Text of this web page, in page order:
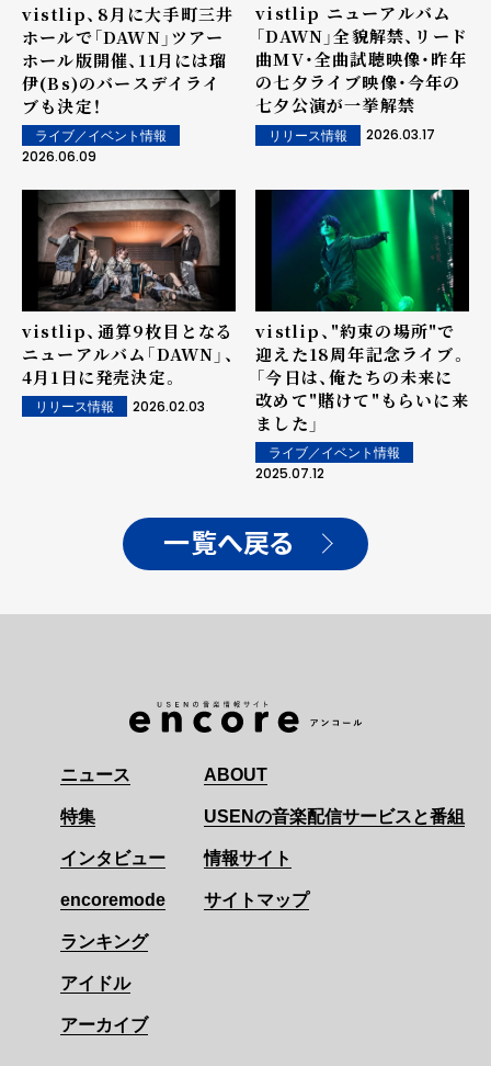
vistlip、8月に大手町三井
ホールで「DAWN」ツアー
ホール版開催、11月には瑠
伊(Bs)のバースデイライ
ブも決定！
ライブ／イベント情報
2026.06.09
vistlip ニューアルバム
「DAWN」全貌解禁、リード
曲MV・全曲試聴映像・昨年
の七夕ライブ映像・今年の
七夕公演が一挙解禁
リリース情報 2026.03.17
vistlip、通算9枚目となる
ニューアルバム「DAWN」、
4月1日に発売決定。
リリース情報 2026.02.03
vistlip、"約束の場所"で
迎えた18周年記念ライブ。
「今日は、俺たちの未来に
改めて"賭けて"もらいに来
ました」
ライブ／イベント情報
2025.07.12
一覧へ戻る
ニュース
特集
インタビュー
encoremode
ランキング
アイドル
アーカイブ
ABOUT
USENの音楽配信サービスと番組
情報サイト
サイトマップ